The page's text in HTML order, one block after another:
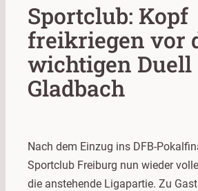
Sportclub: Kopf
freikriegen vor
wichtigen Duell
Gladbach
Nach dem Einzug ins DFB-
Sportclub Freiburg nun wieder
die anstehende Ligapartie. Zu